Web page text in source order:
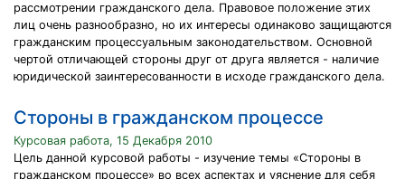
рассмотрении гражданского дела. Правовое положение этих
лиц очень разнообразно, но их интересы одинаково защищаются
гражданским процессуальным законодательством. Основной
чертой отличающей стороны друг от друга является - наличие
юридической заинтересованности в исходе гражданского дела.
Стороны в гражданском процессе
Курсовая работа, 15 Декабря 2010
Цель данной курсовой работы - изучение темы «Стороны в
гражданском процессе» во всех аспектах и уяснение для себя